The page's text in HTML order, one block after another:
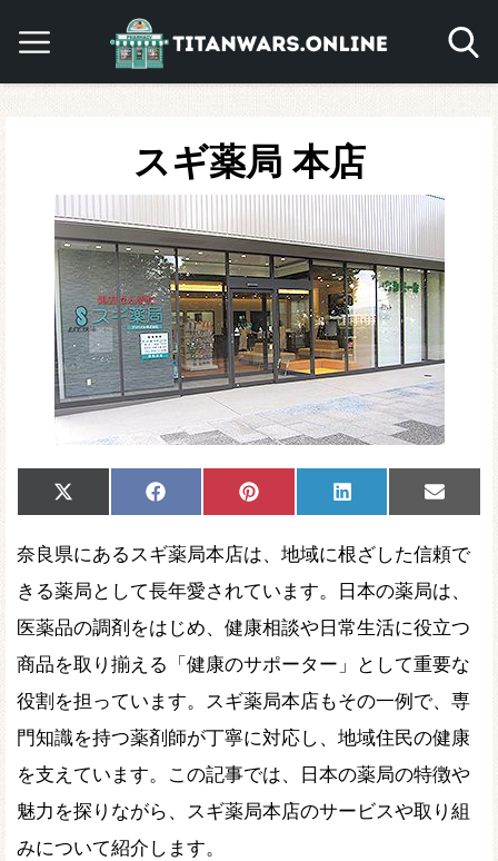
スギ薬局 本店
Share
on
X
(Twitter)
Share
on
Facebook Share
on
Pinterest Share
on
LinkedIn
Share
on
Email
奈良県にあるスギ薬局本店は、地域に根ざした信頼で
きる薬局として長年愛されています。日本の薬局は、
医薬品の調剤をはじめ、健康相談や日常生活に役立つ
商品を取り揃える「健康のサポーター」として重要な
役割を担っています。スギ薬局本店もその一例で、専
門知識を持つ薬剤師が丁寧に対応し、地域住民の健康
を支えています。この記事では、日本の薬局の特徴や
魅力を探りながら、スギ薬局本店のサービスや取り組
みについて紹介します。